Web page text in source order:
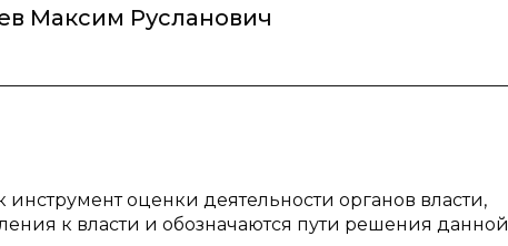
Максим Русланович
оценки деятельности органов власти,
к власти и обозначаются пути решения данной